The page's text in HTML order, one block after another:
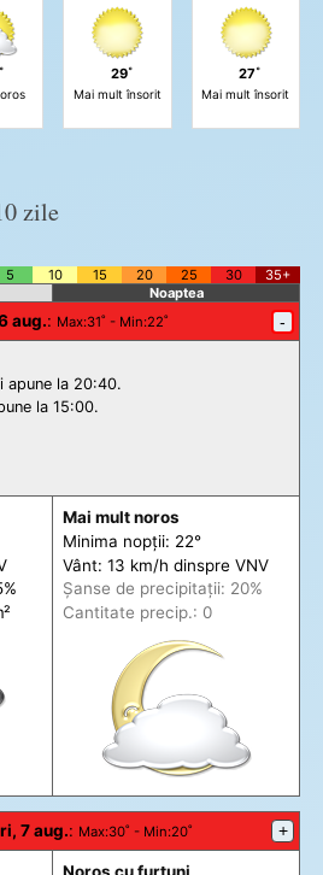
29˚
Mai mult însorit
27˚
Mai mult însorit
zile
5 10 15 20 25 30
35+
Noaptea
aug.: Max:31˚ - Min:22˚ -
apune la 20:40.
la 15:00.
Mai mult noros
Minima nopții: 22°
Vânt: 13 km/h dinspre VNV
Șanse de precipitații: 20%
Cantitate precip.: 0
7 aug.: Max:30˚ - Min:20˚ +